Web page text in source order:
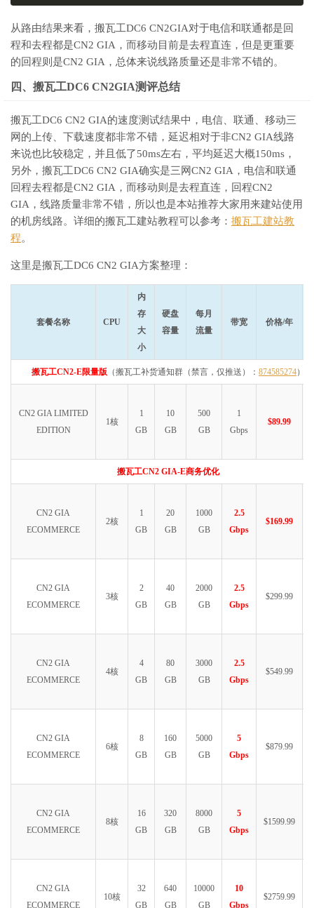
从路由结果来看，搬瓦工DC6 CN2GIA对于电信和联通都是回
程和去程都是CN2 GIA，而移动目前是去程直连，但是更重要
的回程则是CN2 GIA，总体来说线路质量还是非常不错的。
四、搬瓦工DC6 CN2GIA测评总结
搬瓦工DC6 CN2 GIA的速度测试结果中，电信、联通、移动三
网的上传、下载速度都非常不错，延迟相对于非CN2 GIA线路
来说也比较稳定，并且低了50ms左右，平均延迟大概150ms，
另外，搬瓦工DC6 CN2 GIA确实是三网CN2 GIA，电信和联通
回程去程都是CN2 GIA，而移动则是去程直连，回程CN2
GIA，线路质量非常不错，所以也是本站推荐大家用来建站使用
的机房线路。详细的搬瓦工建站教程可以参考： 搬瓦工建站教
程。
这里是搬瓦工DC6 CN2 GIA方案整理：
套餐名称 CPU
内
存
大
小
硬盘
容量
每月
流量
带宽 价格/年
搬瓦工CN2-E限量版 （搬瓦工补货通知群（禁言，仅推送）： 874585274）
CN2 GIA LIMITED
EDITION
1核
1
GB
10
GB
500
GB
1
Gbps
$89.99
搬瓦工CN2 GIA-E商务优化
CN2 GIA
ECOMMERCE
2核
1
GB
20
GB
1000
GB
2.5
Gbps
$169.99
CN2 GIA
ECOMMERCE
3核
2
GB
40
GB
2000
GB
2.5
Gbps
$299.99
CN2 GIA
ECOMMERCE
4核
4
GB
80
GB
3000
GB
2.5
Gbps
$549.99
CN2 GIA
ECOMMERCE
6核
8
GB
160
GB
5000
GB
5
Gbps
$879.99
CN2 GIA
ECOMMERCE
8核
16
GB
320
GB
8000
GB
5
Gbps
$1599.99
CN2 GIA
ECOMMERCE
10核
32
GB
640
GB
10000
GB
10
Gbps
$2759.99